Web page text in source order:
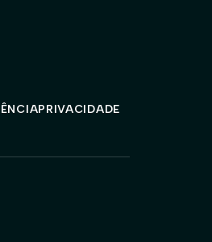
PRIVACIDADE